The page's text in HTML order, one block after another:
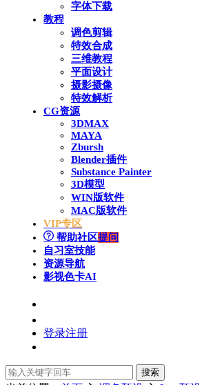
字体下载
教程
调色剪辑
特效合成
三维教程
平面设计
摄影摄像
特效解析
CG资源
3DMAX
MAYA
Zbursh
Blender插件
Substance Painter
3D模型
WIN版软件
MAC版软件
VIP专区
帮助社区提问
自习室技能
资源导航
影视色卡AI
登录注册
搜索